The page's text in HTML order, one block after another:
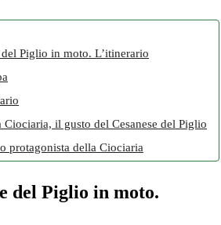
del Piglio in moto. L’itinerario
Ciociaria, il gusto del Cesanese del Piglio
protagonista della Ciociaria
del Piglio in moto.